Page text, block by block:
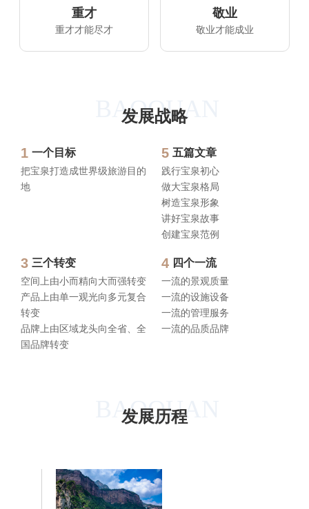
重才
重才才能尽才
敬业
敬业才能成业
发展战略
BAOQUAN
1 一个目标
把宝泉打造成世界级旅游目的
地
5 五篇文章
践行宝泉初心
做大宝泉格局
树造宝泉形象
讲好宝泉故事
创建宝泉范例
3 三个转变
空间上由小而精向大而强转变
产品上由单一观光向多元复合
转变
品牌上由区域龙头向全省、全
国品牌转变
4 四个一流
一流的景观质量
一流的设施设备
一流的管理服务
一流的品质品牌
发展历程
BAOQUAN